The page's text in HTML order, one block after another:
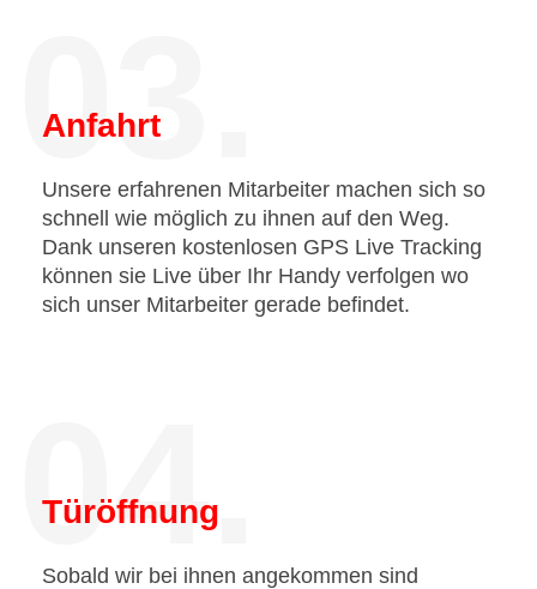
03.
Anfahrt
Unsere erfahrenen Mitarbeiter machen sich so
schnell wie möglich zu ihnen auf den Weg.
Dank unseren kostenlosen GPS Live Tracking
können sie Live über Ihr Handy verfolgen wo
sich unser Mitarbeiter gerade befindet.
04.
Türöffnung
Sobald wir bei ihnen angekommen sind